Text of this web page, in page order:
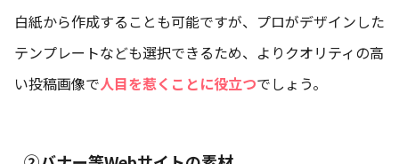
白紙から作成することも可能ですが、プロがデザインした
テンプレートなども選択できるため、よりクオリティの高
い投稿画像で人目を惹くことに役立つでしょう。